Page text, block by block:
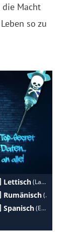
Macht
so zu